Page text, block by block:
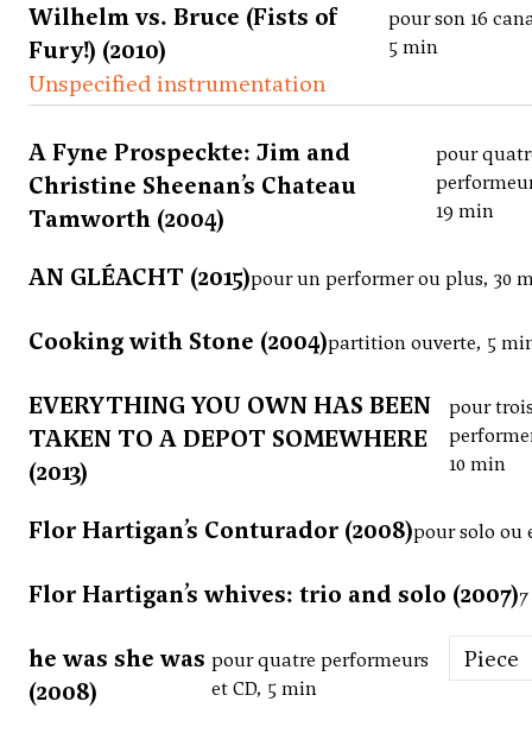
Wilhelm vs. Bruce (Fists of
Fury!) (2010)
pour son 16
5 min
Unspecified instrumentation
A Fyne Prospeckte: Jim and
Christine Sheenan’s Chateau
Tamworth (2004)
pour
19 min
AN GLÉACHT (2015)pour un performer ou plus, 30
Cooking with Stone (2004)partition ouverte, 5
EVERYTHING YOU OWN HAS BEEN
TAKEN TO A DEPOT SOMEWHERE
(2013)
pour
10 min
Flor Hartigan’s Conturador (2008)pour solo ou
Flor Hartigan’s whives: trio and solo (2007)
he was she was
(2008)
pour quatre performeurs
et CD, 5 min
Piece